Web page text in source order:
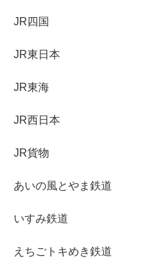
JR四国
JR東日本
JR東海
JR西日本
JR貨物
あいの風とやま鉄道
いすみ鉄道
えちごトキめき鉄道